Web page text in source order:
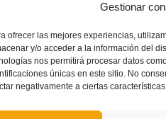
Gestionar
ofrecer las mejores experiencias,
y/o acceder a la información del
nos permitirá procesar datos
únicas en este sitio. No
negativamente a ciertas
el desarrollo del Curso.